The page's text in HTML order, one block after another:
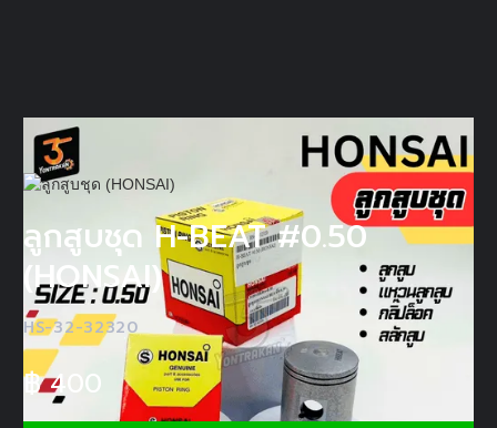
ลูกสูบชุด H-BEAT #0.50
(HONSAI)
HS-32-32320
฿ 400